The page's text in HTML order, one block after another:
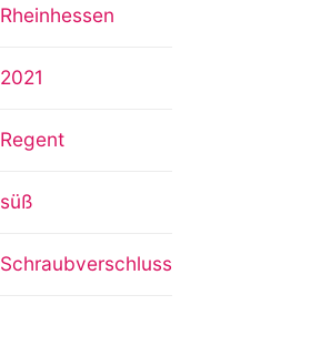
Rheinhessen
2021
Regent
süß
Schraubverschluss